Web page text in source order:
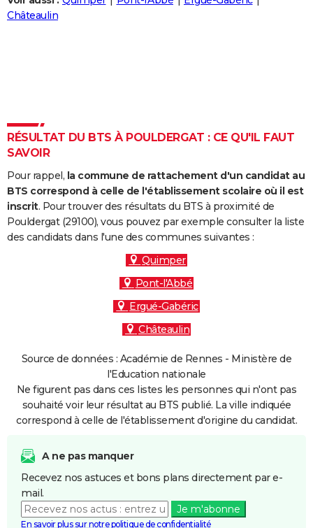
Destinations
City break
Voyage nature
Voyage de noces
Forum
Climat
+
PHOTO
Carte de Noël
Carte Bonne année
Carte Saint-Valentin
Carte Pâques
Carte d'anniversaire
DICTIONNAIRE
Dictionnaire
Biographies
Citations
Expressions
Proverbes
PROGRAMME TV
COPAINS D'AVANT
S'inscrire
Se connecter
Lycées
Collèges
Primaires
Universités
Entreprises
Service militaire
Avis de recherche
AVIS DE DÉCÈS
FORUM
Châteaulin
RÉSULTAT DU BTS À POULDERGAT : CE QU'IL FAUT
SAVOIR
Pour rappel, la commune de rattachement d'un candidat au
BTS correspond à celle de l'établissement scolaire où il est
inscrit. Pour trouver des résultats du BTS à proximité de
Pouldergat (29100), vous pouvez par exemple consulter la liste
des candidats dans l'une des communes suivantes :
Quimper
Pont-l'Abbé
Ergué-Gabéric
Châteaulin
Source de données : Académie de Rennes - Ministère de
l'Education nationale
Ne figurent pas dans ces listes les personnes qui n'ont pas
souhaité voir leur résultat au BTS publié. La ville indiquée
correspond à celle de l'établissement d'origine du candidat.
A ne pas manquer
Recevez nos astuces et bons plans directement par e-
mail.
Je m'abonne
En savoir plus sur notre politique de confidentialité